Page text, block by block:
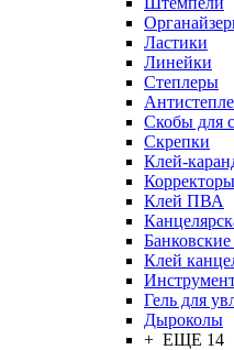
Ластики
Линейки
Степлеры
Скобы для
Скрепки
Клей-
Корректоры
Клей ПВА
Клей
Гель для
Дыроколы
+ ЕЩЕ 14